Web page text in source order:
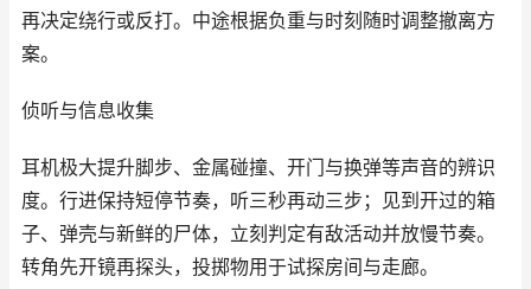
再决定绕行或反打。中途根据负重与时刻随时调整撤离方
案。
侦听与信息收集
耳机极大提升脚步、金属碰撞、开门与换弹等声音的辨识
度。行进保持短停节奏，听三秒再动三步；见到开过的箱
子、弹壳与新鲜的尸体，立刻判定有敌活动并放慢节奏。
转角先开镜再探头，投掷物用于试探房间与走廊。